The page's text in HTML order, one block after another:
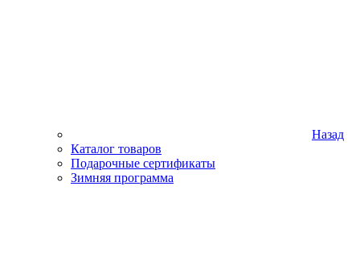
Назад
Каталог товаров
Подарочные сертификаты
Зимняя программа